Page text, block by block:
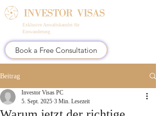
Exklusive Anwaltskanzlei für
Einwanderung
Book a Free Consultation
Beitrag
Investor Visas PC
5. Sept. 2025 3 Min. Lesezeit